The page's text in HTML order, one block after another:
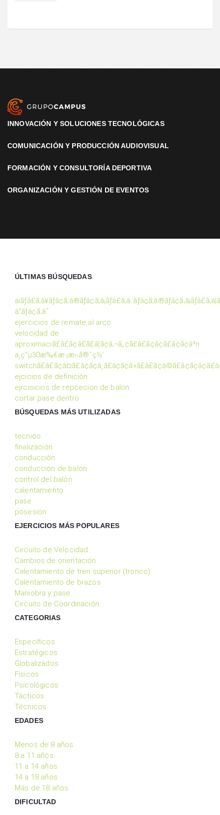
INNOVACIÓN Y SOLUCIONES TECNOLÓGICAS
COMUNICACIÓN Y PRODUCCIÓN AUDIOVISUAL
FORMACIÓN Y CONSULTORÍA DEPORTIVA
ORGANIZACIÓN Y GESTIÓN DE EVENTOS
ÚLTIMAS BÚSQUEDAS
â“ãƒâ¢ã‚â¯
ejercicios de remate al arco
velocidad de
aproximaciã£â£ã¢â£ã£â¦ã¢â‚¬â„¢ã£â£ã¢â¢ã£â¢ã¢â³n
ä¸ç”µ30æ‰€æ ¡æ‹›å®˜ç½‘
ejcicios de definición
ejrcisicios de repcecion de balon
cortar pase dentro
BÚSQUEDAS MÁS UTILIZADAS
tecnico
finalización
conducciòn
conduccion de balon
control del balón
calentamiento
pase
posesión
EJERCICIOS MÁS POPULARES
Circuito de Velocidad
Cambios de orientación
Calentamiento de tren superior (tronco)
Calentamiento de brazos
Maniobra y pase
Circuito de Coordinación
CATEGORIAS
Específicos
Estratégicos
Globalizados
Físicos
Psicológicos
Tácticos
Técnicos
EDADES
Menos de 8 años
8 a 11 años
11 a 14 años
14 a 18 años
Más de 18 años
DIFICULTAD